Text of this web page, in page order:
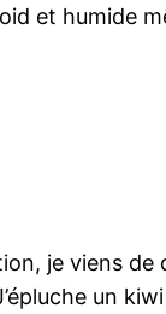
et humide
je viens
un